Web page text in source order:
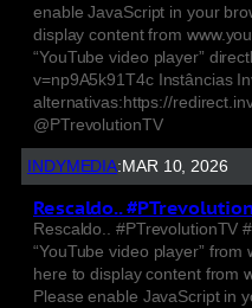
enable JavaScript in your
display content from
“YouTube video player”
v=np9A5k91T4c Instâncias
alternativas:https://
@PTrevolutionTV
INDYMEDIA: MAR 10, 2026
Rescaldo..
Rescaldo.. #PTrevolutionTV
“YouTube video player”
here to display content from
Please enable JavaScript in